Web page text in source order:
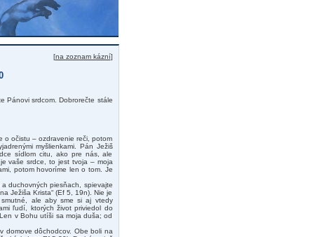
[na zoznam kázní]
Pánovi srdcom. Dobrorečte stále
o očistu – ozdravenie reči, potom
myšlienkami. Pán Ježiš
sídlom citu, ako pre nás, ale
vaše srdce, to jest tvoja – moja
potom hovoríme len o tom. Je
duchovných piesňach, spievajte
Ježiša Krista“ (Ef 5, 19n). Nie je
ale aby sme si aj vtedy
ľudí, ktorých život priviedol do
v Bohu utíši sa moja duša; od
domove dôchodcov. Obe boli na